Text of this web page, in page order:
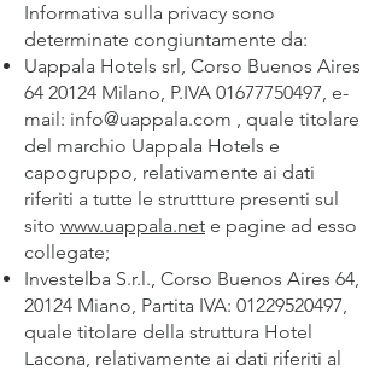
Informativa sulla privacy sono
determinate congiuntamente da:
Uappala Hotels srl, Corso Buenos Aires
64 20124 Milano, P.IVA 01677750497, e-
mail: info@uappala.com , quale titolare
del marchio Uappala Hotels e
capogruppo, relativamente ai dati
riferiti a tutte le struttture presenti sul
sito www.uappala.net e pagine ad esso
collegate;
Investelba S.r.l., Corso Buenos Aires 64,
20124 Miano, Partita IVA: 01229520497,
quale titolare della struttura Hotel
Lacona, relativamente ai dati riferiti al